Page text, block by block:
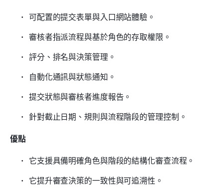
可配置的提交表單與入口網站體驗。
審核者指派流程與基於角色的存取權限。
評分、排名與決策管理。
自動化通訊與狀態通知。
提交狀態與審核者進度報告。
針對截止日期、規則與流程階段的管理控制。
優點
它支援具備明確角色與階段的結構化審查流程。
它提升審查決策的一致性與可追溯性。